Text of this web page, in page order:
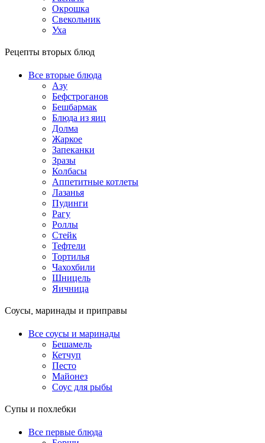
Окрошка
Свекольник
Уха
Рецепты вторых блюд
Все вторые блюда
Азу
Бефстроганов
Бешбармак
Блюда из яиц
Долма
Жаркое
Запеканки
Зразы
Колбасы
Аппетитные котлеты
Лазанья
Пудинги
Рагу
Роллы
Стейк
Тефтели
Тортилья
Чахохбили
Шницель
Яичница
Соусы, маринады и приправы
Все соусы и маринады
Бешамель
Кетчуп
Песто
Майонез
Соус для рыбы
Супы и похлебки
Все первые блюда